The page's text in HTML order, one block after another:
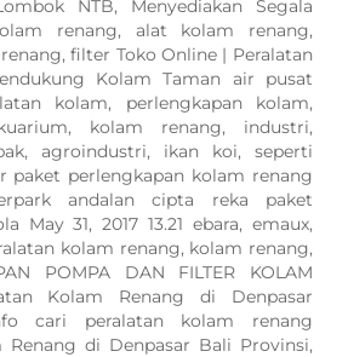
NTB, Menyediakan Segala
renang, alat kolam renang,
filter Toko Online | Peralatan
Kolam Taman air pusat
kolam, perlengkapan kolam,
kolam renang, industri,
agroindustri, ikan koi, seperti
paket perlengkapan kolam renang
andalan cipta reka paket
May 31, 2017 13.21 ebara, emaux,
kolam renang, kolam renang,
POMPA DAN FILTER KOLAM
Kolam Renang di Denpasar
cari peralatan kolam renang
Renang di Denpasar Bali Provinsi,